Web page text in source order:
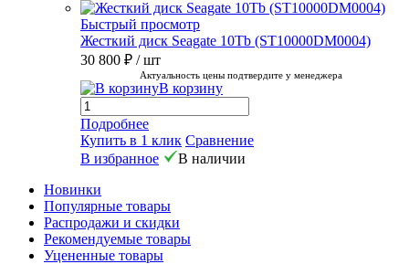
Быстрый просмотр
Жесткий диск Seagate 10Tb (ST10000DM0004)
30 800 ₽ / шт
Актуальность цены подтвердите у менеджера
В корзину
Подробнее
Купить в 1 клик Сравнение
В избранное
В наличии
Новинки
Популярные товары
Распродажи и скидки
Рекомендуемые товары
Уцененные товары